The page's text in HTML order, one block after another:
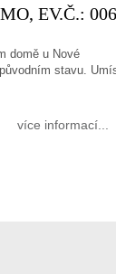
EV.Č.:
domě u Nové
stavu.
více informací...